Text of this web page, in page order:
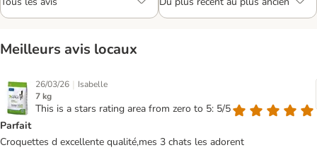
Meilleurs avis locaux
26/03/26 | Isabelle
7 kg
This is a stars rating area from zero to 5: 5/5
Parfait
Croquettes d excellente qualité,mes 3 chats les adorent